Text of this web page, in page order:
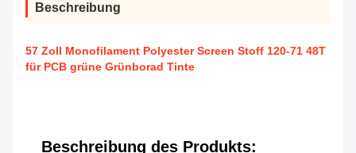
Beschreibung
57 Zoll Monofilament Polyester Screen Stoff 120-71 48T
für PCB grüne Grünborad Tinte
Beschreibung des Produkts: